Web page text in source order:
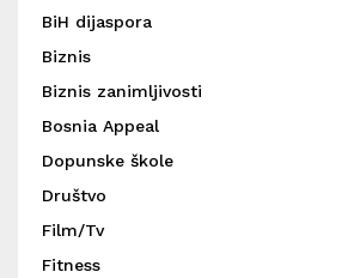
BiH dijaspora
Biznis
Biznis zanimljivosti
Bosnia Appeal
Dopunske škole
Društvo
Film/Tv
Fitness